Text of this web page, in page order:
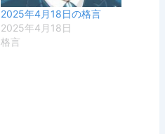
2025年4月18日の格言
2025年4月18日
格言